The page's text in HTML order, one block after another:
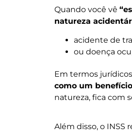
Quando você vê
natureza
acidente de
ou doença
Em termos
como um
natureza, fica com
Além disso, o INSS